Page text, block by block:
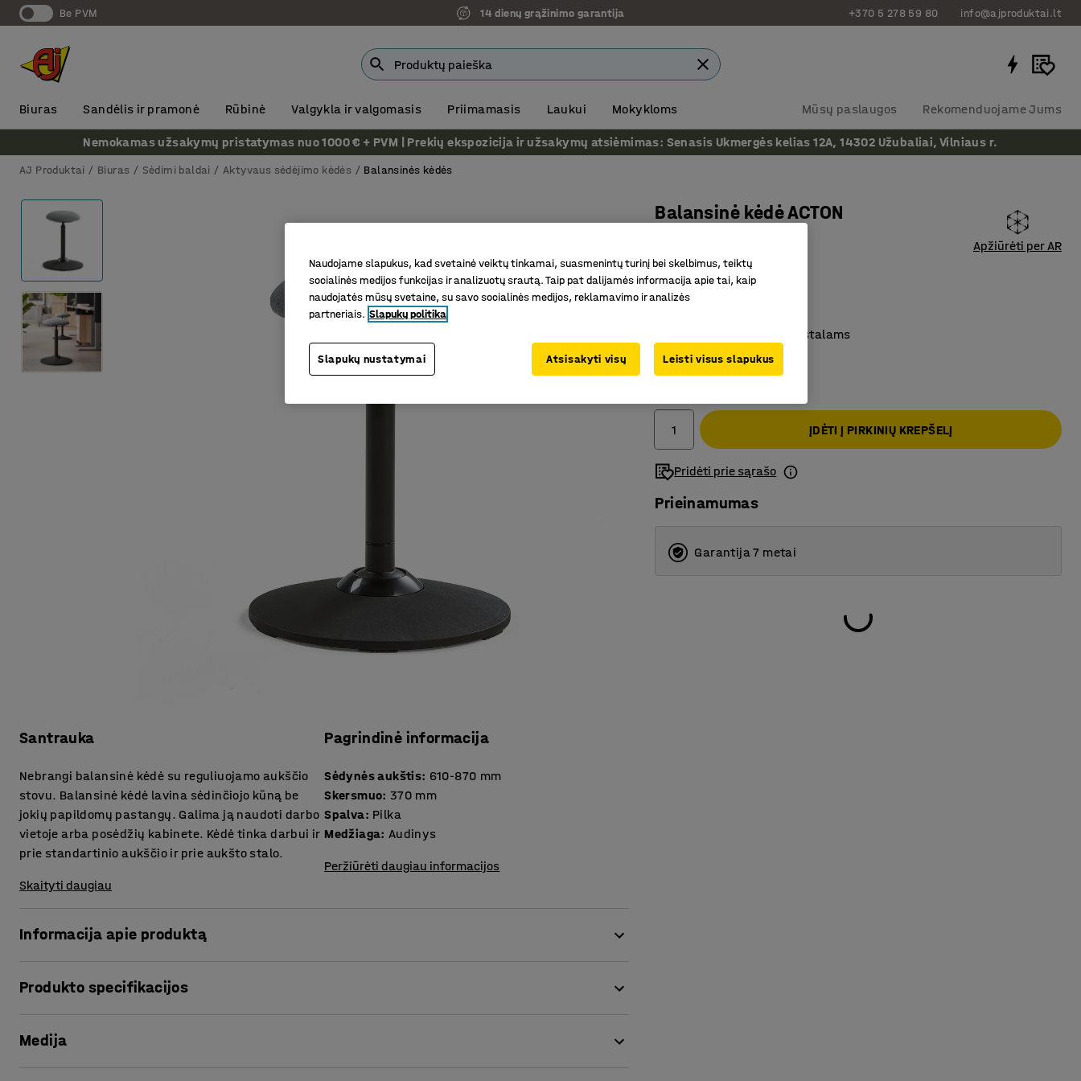
Be PVM 14 dienų grąžinimo garantija +370 5 278 59 80 info@ajproduktai.lt
Biuras Sandėlis ir pramonė Rūbinė Valgykla ir valgomasis Priimamasis Laukui Mokykloms Mūsų paslaugos Rekomenduojame Jums
Nemokamas užsakymų pristatymas nuo 1000 € + PVM | Prekių ekspozicija ir užsakymų atsiėmimas: Senasis Ukmergės kelias 12A, 14302 Užubaliai, Vilniaus r.
AJ Produktai Biuras Sėdimi baldai Aktyvaus sėdėjimo kėdės Balansinės kėdės
Santrauka
Nebrangi balansinė kėdė su reguliuojamo aukščio
stovu. Balansinė kėdė lavina sėdinčiojo kūną be
jokių papildomų pastangų. Galima ją naudoti darbo
vietoje arba posėdžių kabinete. Kėdė tinka darbui ir
prie standartinio aukščio ir prie aukšto stalo.
Skaityti daugiau
Pagrindinė informacija
Sėdynės aukštis: 610-870 mm
Skersmuo: 370 mm
Spalva: Pilka
Medžiaga: Audinys
Peržiūrėti daugiau informacijos
Informacija apie produktą
poziciją, o tai gerina kraujo apytaką, dėl ko yra lengviau išlaikyti dėmesio koncentraciją.
aktyviems ir kūrybiškiems susitikimams arba kasdieniam darbui biure.
Produkto specifikacijos
Skersmuo
Medija
Balansinė kėdė ACTON
Prekės kodas:234731
Apžiūrėti per AR
Treniruoja Jūsų kūną
Tinka skirtingo aukščio stalams
169.-€
ĮDĖTI Į PIRKINIŲ KREPŠELĮ
Pridėti prie sąrašo
Prieinamumas
Garantija 7 metai
Naudojame slapukus, kad svetainė veiktų tinkamai, suasmenintų turinį bei skelbimus, teiktų
socialinės medijos funkcijas ir analizuotų srautą. Taip pat dalijamės informacija apie tai, kaip
naudojatės mūsų svetaine, su savo socialinės medijos, reklamavimo ir analizės
partneriais. Slapukų politika
Slapukų nustatymai Atsisakyti visų Leisti visus slapukus